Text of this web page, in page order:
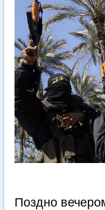
Поздно